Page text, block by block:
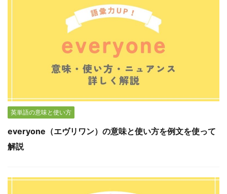
英単語の意味と使い方
everyone（エヴリワン）の意味と使い方を例文を使って
解説